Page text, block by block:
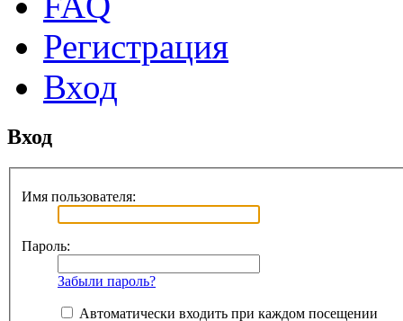
Регистрация
Вход
Вход
Имя пользователя:
Пароль:
Забыли пароль?
Автоматически входить при каждом посещении